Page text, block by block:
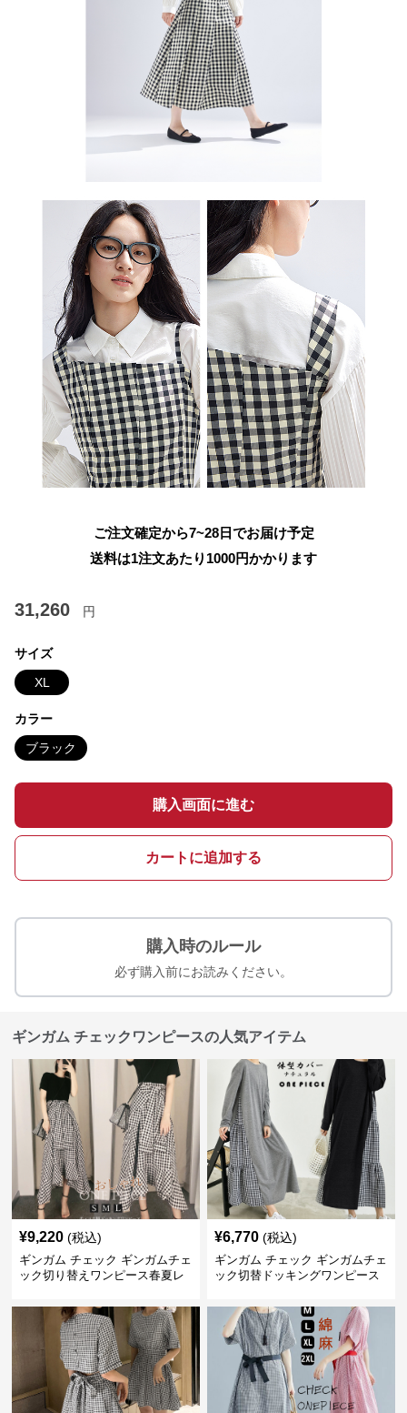
ご注文確定から7~28日でお届け予定
送料は1注文あたり 1000円かかります
31,260 円
サイズ
XL
カラー
ブラック
購入画面に進む
カートに追加する
購入時のルール
必ず購入前にお読みください。
ギンガム チェックワンピースの人気アイテム
¥9,220 (税込)
ギンガム チェック ギンガムチェ
ック切り替えワンピース春夏レ
¥6,770 (税込)
ギンガム チェック ギンガムチェ
ック切替ドッキングワンピース